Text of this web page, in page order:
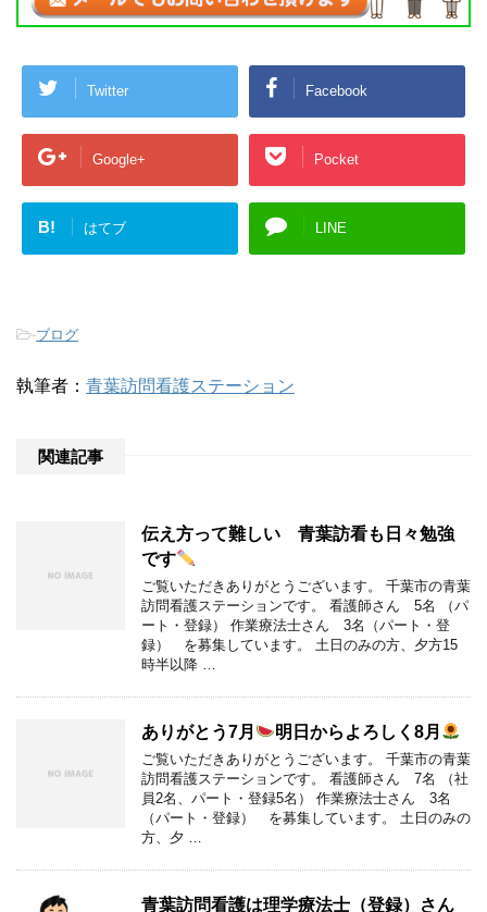
Twitter Facebook
Google+ Pocket
B! はてブ LINE
-ブログ
執筆者： 青葉訪問看護ステーション
関連記事
伝え方って難しい 青葉訪看も日々勉強
です
ご覧いただきありがとうございます。 千葉市の青葉
訪問看護ステーションです。 看護師さん 5名 （パ
ート・登録） 作業療法士さん 3名（パート・登
録） を募集しています。 土日のみの方、夕方15
時半以降 …
ありがとう7月 明日からよろしく8月
ご覧いただきありがとうございます。 千葉市の青葉
訪問看護ステーションです。 看護師さん 7名 （社
員2名、パート・登録5名） 作業療法士さん 3名
（パート・登録） を募集しています。 土日のみの
方、夕 …
青葉訪問看護は理学療法士（登録）さん